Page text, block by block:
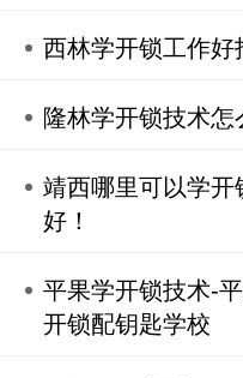
西林学开锁工作好
隆林学开锁技术怎
靖西哪里可以学
好！
平果学开锁技术-‍
开锁配钥匙学校